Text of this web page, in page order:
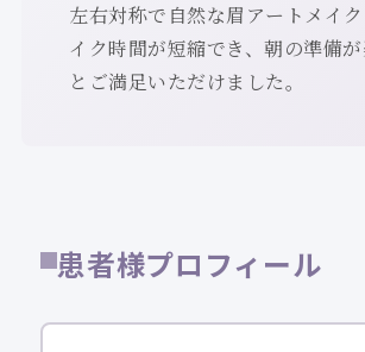
左右対称で自然な眉アートメイ
イク時間が短縮でき、朝の準備
とご満足いただけました。
患者様プロフィール